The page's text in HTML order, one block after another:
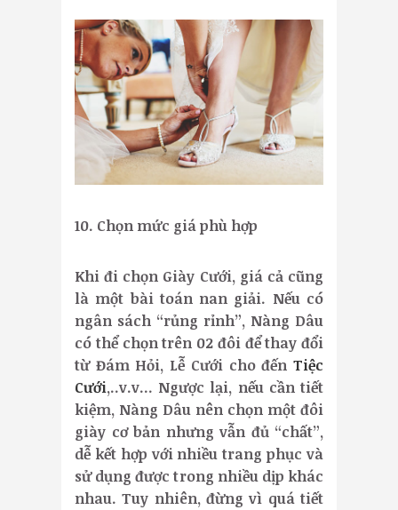
10. Chọn mức giá phù hợp
Khi đi chọn Giày Cưới, giá cả cũng
là một bài toán nan giải. Nếu có
ngân sách “rủng rỉnh”, Nàng Dâu
có thể chọn trên 02 đôi để thay đổi
từ Đám Hỏi, Lễ Cưới cho đến Tiệc
Cưới,..v.v… Ngược lại, nếu cần tiết
kiệm, Nàng Dâu nên chọn một đôi
giày cơ bản nhưng vẫn đủ “chất”,
dễ kết hợp với nhiều trang phục và
sử dụng được trong nhiều dịp khác
nhau. Tuy nhiên, đừng vì quá tiết